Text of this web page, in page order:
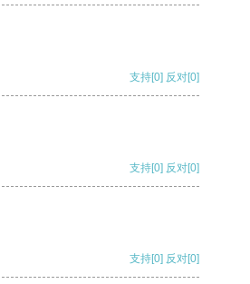
支持[0] 反对[0]
支持[0] 反对[0]
支持[0] 反对[0]